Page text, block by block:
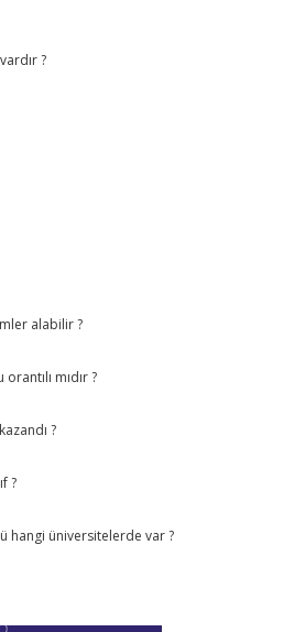
?
alabilir ?
mıdır ?
?
?
hangi üniversitelerde var ?